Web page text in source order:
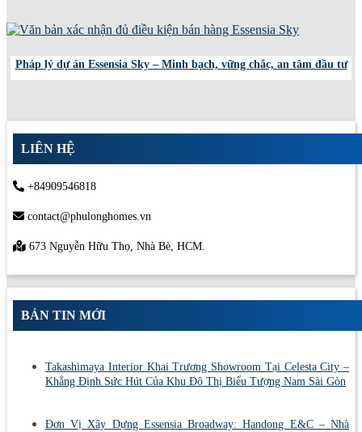
Pháp lý dự án Essensia Sky – Minh bạch, vững chắc, an tâm đầu tư
LIÊN HỆ
+84909546818
contact@phulonghomes.vn
673 Nguyễn Hữu Thọ, Nhà Bè, HCM.
BẢN TIN MỚI
Takashimaya Interior Khai Trương Showroom Tại Celesta City –
Khẳng Định Sức Hút Của Khu Đô Thị Biểu Tượng Nam Sài Gòn
Đơn Vị Xây Dựng Essensia Broadway: Handong E&C – Nhà